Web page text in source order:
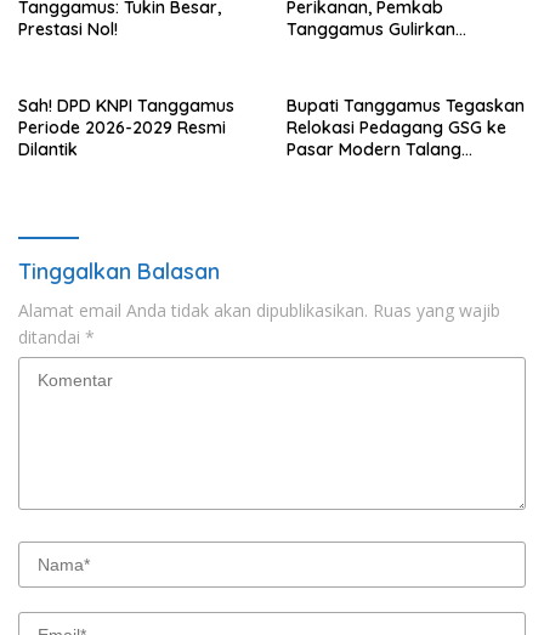
Tanggamus: Tukin Besar,
Prestasi Nol!
Perikanan, Pemkab
Tanggamus Gulirkan
Sah! DPD KNPI Tanggamus
Periode 2026-2029 Resmi
Dilantik
Bupati Tanggamus Tegaskan
Relokasi Pedagang GSG ke
Pasar Modern Talang
Tinggalkan Balasan
Alamat email Anda tidak akan dipublikasikan. Ruas yang wajib
ditandai *